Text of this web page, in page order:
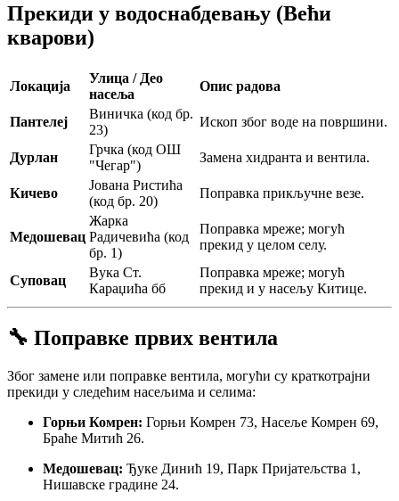
Прекиди у водоснабдевању (Већи
кварови)
Локација
Улица / Део
насеља
Опис радова
Пантелеј
Виничка (код бр.
23)
Ископ због воде на површини.
Дурлан
Грчка (код ОШ
"Чегар")
Замена хидранта и вентила.
Кичево
Јована Ристића
(код бр. 20)
Поправка прикључне везе.
Медошевац
Жарка
Радичевића (код
бр. 1)
Поправка мреже; могућ
прекид у целом селу.
Суповац
Вука Ст.
Караџића бб
Поправка мреже; могућ
прекид и у насељу Китице.
🔧 Поправке првих вентила
Због замене или поправке вентила, могући су краткотрајни
прекиди у следећим насељима и селима:
Горњи Комрен: Горњи Комрен 73, Насеље Комрен 69,
Браће Митић 26.
Медошевац: Ђуке Динић 19, Парк Пријатељства 1,
Нишавске градине 24.